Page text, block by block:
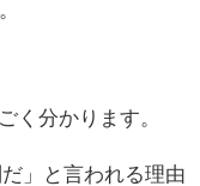
く分かります。
」と言われる理由